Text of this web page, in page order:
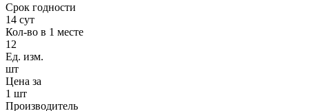
Срок годности
14 сут
Кол-во в 1 месте
12
Ед. изм.
шт
Цена за
1 шт
Производитель